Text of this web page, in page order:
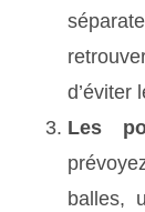
d’éviter
Les
balles,